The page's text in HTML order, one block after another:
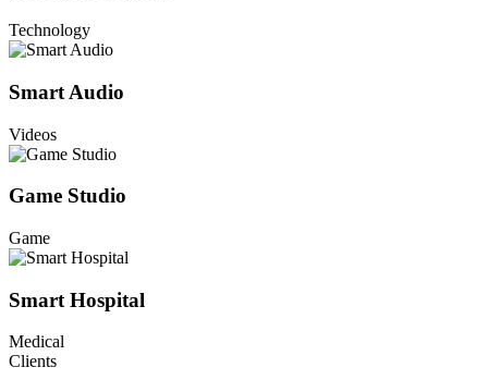
Technology
Smart Audio
Videos
Game Studio
Game
Smart Hospital
Medical
Clients